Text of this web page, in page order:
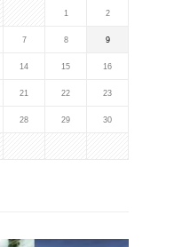
1 2
7 8 9
14 15 16
21 22 23
28 29 30